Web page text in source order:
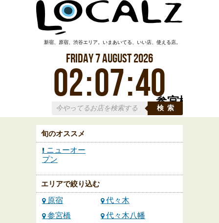
参宮橋
新宿、原宿、渋谷エリア。いまあいてる、いい店、使える店。
Friday7August2026
02:07:41
検索
旬のオススメ
ニューオー
プン
エリアで絞り込む
原宿
代々木
参宮橋
代々木八幡